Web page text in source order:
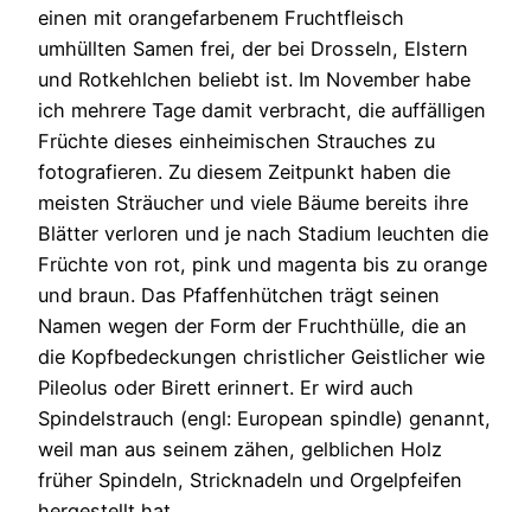
einen mit orangefarbenem Fruchtfleisch
umhüllten Samen frei, der bei Drosseln, Elstern
und Rotkehlchen beliebt ist. Im November habe
ich mehrere Tage damit verbracht, die auffälligen
Früchte dieses einheimischen Strauches zu
fotografieren. Zu diesem Zeitpunkt haben die
meisten Sträucher und viele Bäume bereits ihre
Blätter verloren und je nach Stadium leuchten die
Früchte von rot, pink und magenta bis zu orange
und braun. Das Pfaffenhütchen trägt seinen
Namen wegen der Form der Fruchthülle, die an
die Kopfbedeckungen christlicher Geistlicher wie
Pileolus oder Birett erinnert. Er wird auch
Spindelstrauch (engl: European spindle) genannt,
weil man aus seinem zähen, gelblichen Holz
früher Spindeln, Stricknadeln und Orgelpfeifen